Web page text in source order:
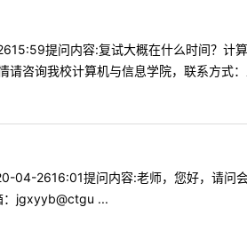
提问内容:复试大概在什么时间？计
咨询我校计算机与信息学院，联系方式
2616:01提问内容:老师，您好，请问
jgxyyb@ctgu ...